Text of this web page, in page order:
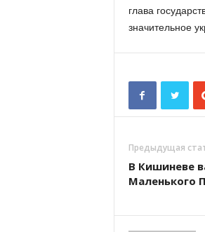
глава
значительное
Предыдущая
В Кишиневе
Маленького